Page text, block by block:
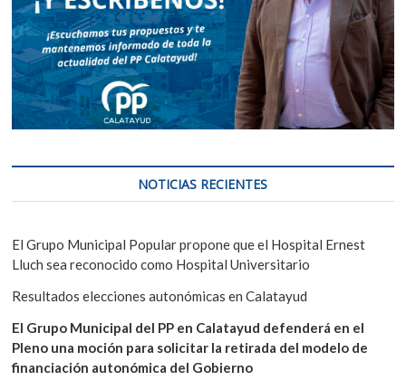
NOTICIAS RECIENTES
El Grupo Municipal Popular propone que el Hospital Ernest
Lluch sea reconocido como Hospital Universitario
Resultados elecciones autonómicas en Calatayud
El Grupo Municipal del PP en Calatayud defenderá en el
Pleno una moción para solicitar la retirada del modelo de
financiación autonómica del Gobierno